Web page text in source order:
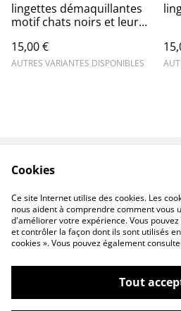
lingettes démaquillantes
motif chats noirs et leur
15,00 €
AUTRES VARIANTES DISPONIBLES
Politique de
confidentialité
©2026ChatMalocouture
Cookies
Ce site Internet utilise des cookies. Les
nous aident à comprendre comment vous
d'améliorer votre expérience. Vous
et contrôler la façon dont ils sont utilisés
cookies ». Vous pouvez également
Tout